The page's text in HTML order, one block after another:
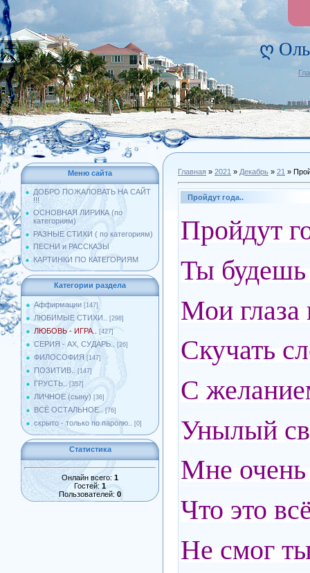
ღ
Меню сайта
ДОБРО ПОЖАЛОВАТЬ НА САЙТ
!!!
ОСНОВНАЯ ЛИРИКА (по
категориям)
РАЗНЫЕ СТИХИ ( по категориям)
ПЕСНИ и РАССКАЗЫ
КАРТИНКИ ПО КАТЕГОРИЯМ
Категории раздела
Аффирмации [147]
ЛЮБИМЫЕ СТИХИ.. [298]
ЛЮБОВЬ - ИГРА.. [427]
СЕРИЯ - АХ, СУДАРЬ.. [26]
ФИЛОСОФИЯ [147]
ПОЗИТИВ.. [147]
ГРУСТЬ.. [357]
ЛИЧНОЕ (сыну) [36]
ВСЁ ОСТАЛЬНОЕ.. [76]
скрыто - только по паролю.. [0]
Статистика
Онлайн всего: 1
Гостей: 1
Пользователей: 0
Главная » 2021 » Декабрь » 21 »
Пройдут года..
Пройдут
Ты
Мои
Скучать
С
Унылый
Мне
Что это
Не смог